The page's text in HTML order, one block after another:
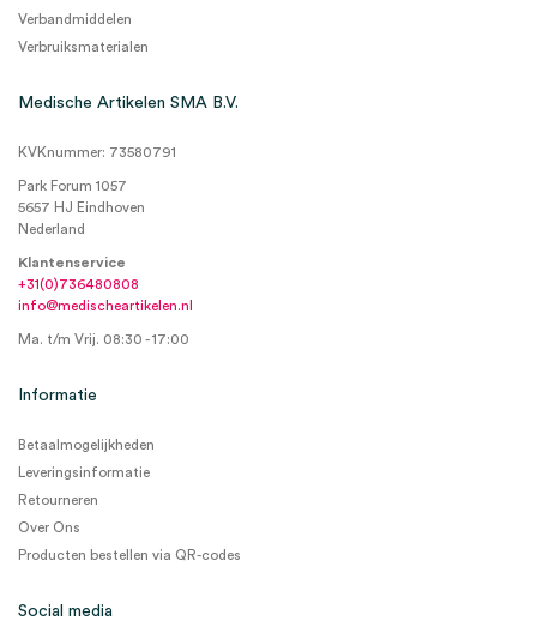
Verbandmiddelen
Verbruiksmaterialen
Medische Artikelen SMA B.V.
KVKnummer: 73580791
Park Forum 1057
5657 HJ Eindhoven
Nederland
Klantenservice
+31(0)736480808
info@medischeartikelen.nl
Ma. t/m Vrij. 08:30 - 17:00
Informatie
Betaalmogelijkheden
Leveringsinformatie
Retourneren
Over Ons
Producten bestellen via QR-codes
Social media